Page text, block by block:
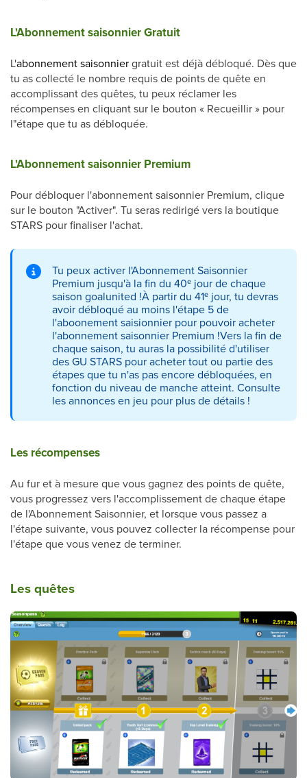
L'Abonnement saisonnier Gratuit
L'abonnement saisonniergratuit est déjà débloqué. Dès que
tu as collecté le nombre requis de points de quête en
accomplissant des quêtes, tu peux réclamer les
récompenses en cliquant sur le bouton « Recueillir » pour
l"étape que tu as débloquée.
L'Abonnement saisonnier Premium
Pour débloquer l'abonnement saisonnier Premium, clique
sur le bouton "Activer". Tu seras redirigé vers la boutique
STARS pour finaliser l'achat.
Tu peux activer l'Abonnement Saisonnier
Premium jusqu'à la fin du 40ᵉ jour de chaque
saison goalunited !À partir du 41ᵉ jour, tu devras
avoir débloqué au moins l'étape 5 de
l'aboonement saisionnier pour pouvoir acheter
l'abonnement saisonnier Premium !Vers la fin de
chaque saison, tu auras la possibilité d'utiliser
des GU STARS pour acheter tout ou partie des
étapes que tu n'as pas encore débloquées, en
fonction du niveau de manche atteint. Consulte
les annonces en jeu pour plus de détails !
Les récompenses
Au fur et à mesure que vous gagnez des points de quête,
vous progressez vers l'accomplissement de chaque étape
de l'Abonnement Saisonnier, et lorsque vous passez a
l'étape suivante, vous pouvez collecter la récompense pour
l'étape que vous venez de terminer.
Les quêtes